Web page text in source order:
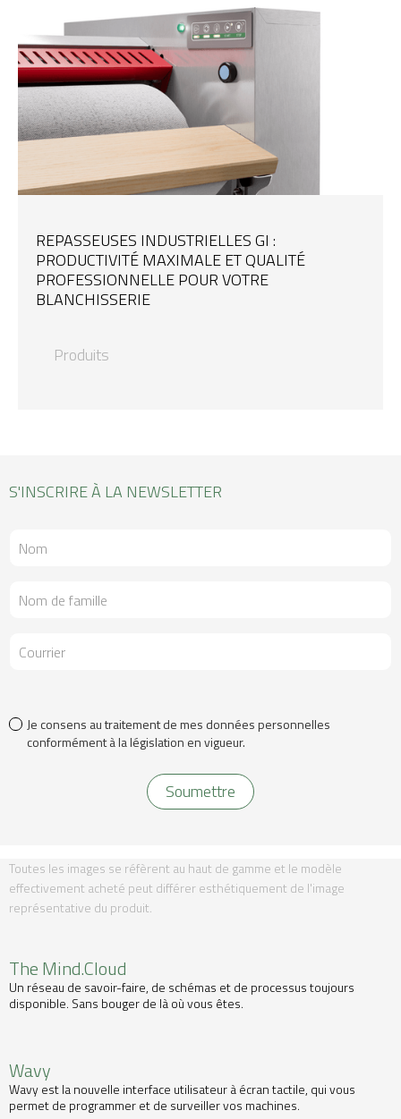
REPASSEUSES INDUSTRIELLES GI :
PRODUCTIVITÉ MAXIMALE ET QUALITÉ
PROFESSIONNELLE POUR VOTRE
BLANCHISSERIE
Produits
S'INSCRIRE À LA NEWSLETTER
Je consens au traitement de mes données personnelles
conformément à la législation en vigueur.
Toutes les images se réfèrent au haut de gamme et le modèle
effectivement acheté peut différer esthétiquement de l'image
représentative du produit.
The Mind.Cloud
Un réseau de savoir-faire, de schémas et de processus toujours
disponible. Sans bouger de là où vous êtes.
Wavy
Wavy est la nouvelle interface utilisateur à écran tactile, qui vous
permet de programmer et de surveiller vos machines.